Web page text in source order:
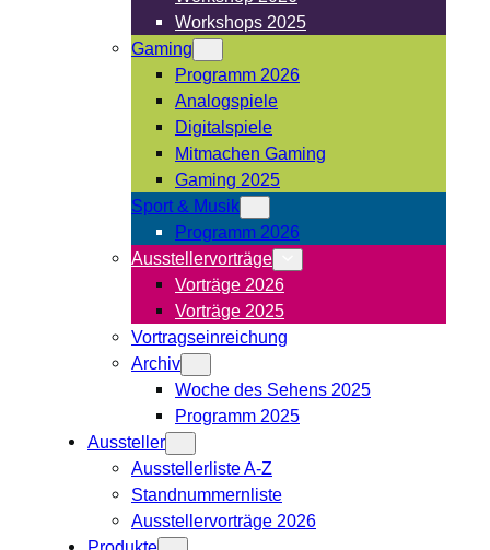
Workshops 2025
Gaming
Programm 2026
Analogspiele
Digitalspiele
Mitmachen Gaming
Gaming 2025
Sport & Musik
Programm 2026
Ausstellervorträge
Vorträge 2026
Vorträge 2025
Vortragseinreichung
Archiv
Woche des Sehens 2025
Programm 2025
Aussteller
Ausstellerliste A-Z
Standnummernliste
Ausstellervorträge 2026